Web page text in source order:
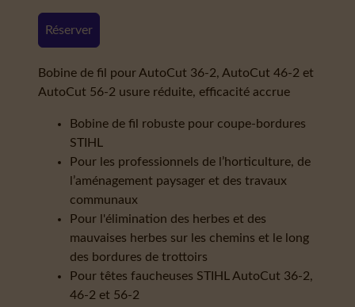
Réserver
Bobine de fil pour AutoCut 36-2, AutoCut 46-2 et
AutoCut 56-2 usure réduite, efficacité accrue
Bobine de fil robuste pour coupe-bordures
STIHL
Pour les professionnels de l’horticulture, de
l’aménagement paysager et des travaux
communaux
Pour l'élimination des herbes et des
mauvaises herbes sur les chemins et le long
des bordures de trottoirs
Pour têtes faucheuses STIHL AutoCut 36-2,
46-2 et 56-2